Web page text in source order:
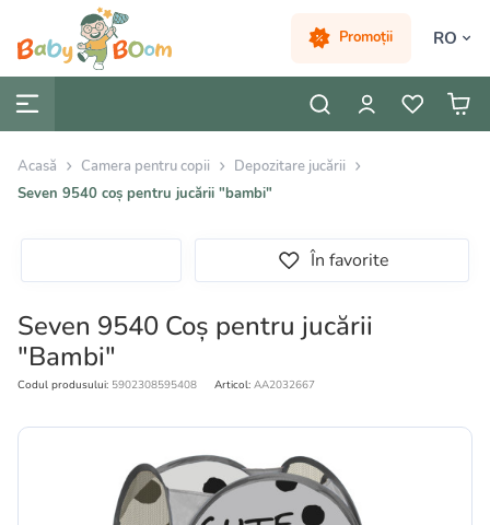
Promoții RO
Acasă Camera pentru copii
Depozitare jucării
Seven 9540 coș pentru jucării "bambi"
În favorite
Seven 9540 Coș pentru jucării
"Bambi"
Codul produsului: 5902308595408 Articol: AA2032667